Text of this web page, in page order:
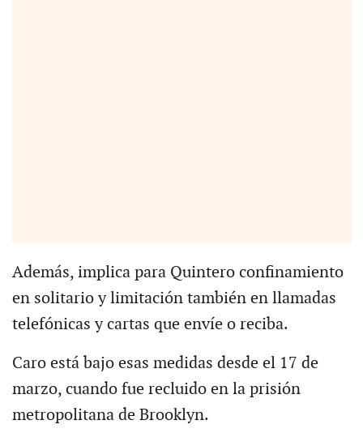
Además, implica para Quintero confinamiento
en solitario y limitación también en llamadas
telefónicas y cartas que envíe o reciba.
Caro está bajo esas medidas desde el 17 de
marzo, cuando fue recluido en la prisión
metropolitana de Brooklyn.